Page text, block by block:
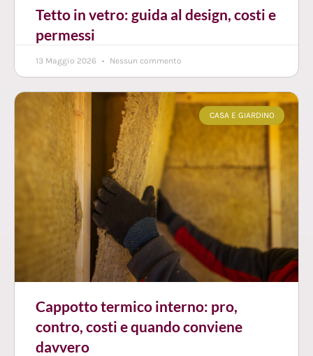
Tetto in vetro: guida al design, costi e
permessi
13 Maggio 2026 Nessun commento
CASA E GIARDINO
Cappotto termico interno: pro,
contro, costi e quando conviene
davvero